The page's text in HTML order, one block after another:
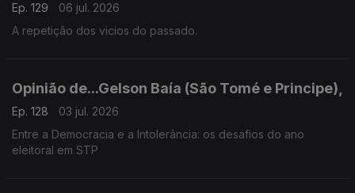
Ep. 129
06 jul. 2026
A repetição dos vicios do passado.
Opinião de...Gelson Baía (São Tomé e Principe),
Ep. 128
03 jul. 2026
Entre a Democracia e a Intolerância: os desafios do ano
eleitoral em STP